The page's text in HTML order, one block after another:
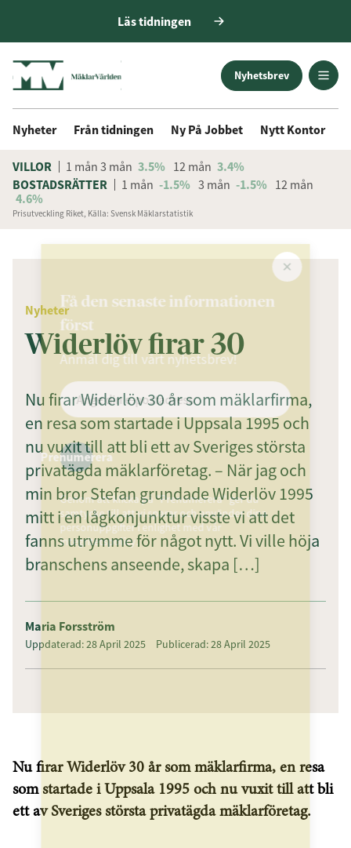
Läs tidningen
Nyhetsbrev
Nyheter Från tidningen Ny På Jobbet Nytt Kontor
VILLOR 1 mån 3 mån 3.5% 12 mån 3.4%
BOSTADSRÄTTER
1 mån -1.5% 3 mån -1.5% 12 mån
4.6%
Prisutveckling Riket, Källa: Svensk Mäklarstatistik
ANNONS
Nyheter
Widerlöv firar 30
Nu firar Widerlöv 30 år som mäklarfirma,
en resa som startade i Uppsala 1995 och
nu vuxit till att bli ett av Sveriges största
privatägda mäklarföretag. – När jag och
min bror Stefan grundade Widerlöv 1995
mitt i en lågkonjunktur visste vi att det
fanns utrymme för något nytt. Vi ville höja
branschens anseende, skapa […]
Maria Forsström
Uppdaterad: 28 April 2025 Publicerad: 28 April 2025
Nu firar Widerlöv 30 år som mäklarfirma, en resa
som startade i Uppsala 1995 och nu vuxit till att bli
ett av Sveriges största privatägda mäklarföretag.
Få den senaste informationen
först
Anmäl dig till vårt nyhetsbrev!
Prenumerera
Genom att klicka på "Prenumerera" ger du
samtycke till att vi sparar och använder dina
personuppgifter i enlighet med vår
integritetspolicy.